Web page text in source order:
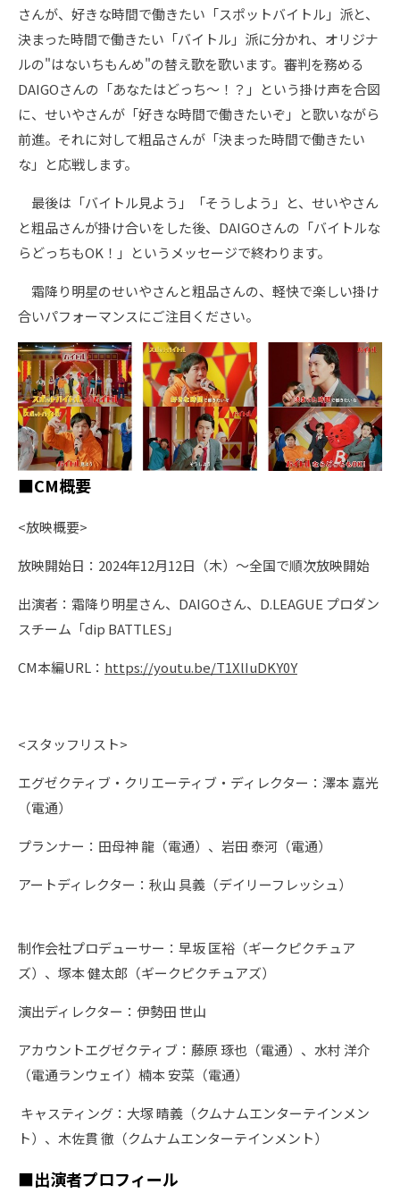
さんが、好きな時間で働きたい「スポットバイトル」派と、
決まった時間で働きたい「バイトル」派に分かれ、オリジナ
ルの"はないちもんめ"の替え歌を歌います。審判を務める
DAIGOさんの「あなたはどっち～！？」という掛け声を合図
に、せいやさんが「好きな時間で働きたいぞ」と歌いながら
前進。それに対して粗品さんが「決まった時間で働きたい
な」と応戦します。
最後は「バイトル見よう」「そうしよう」と、せいやさん
と粗品さんが掛け合いをした後、DAIGOさんの「バイトルな
らどっちもOK！」というメッセージで終わります。
霜降り明星のせいやさんと粗品さんの、軽快で楽しい掛け
合いパフォーマンスにご注目ください。
■CM概要
<放映概要>
放映開始日：2024年12月12日（木）～全国で順次放映開始
出演者：霜降り明星さん、DAIGOさん、D.LEAGUE プロダン
スチーム「dip BATTLES」
CM本編URL： https://youtu.be/T1XlIuDKY0Y
<スタッフリスト>
エグゼクティブ・クリエーティブ・ディレクター：澤本 嘉光
（電通）
プランナー：田母神 龍（電通）、岩田 泰河（電通）
アートディレクター：秋山 具義（デイリーフレッシュ）
制作会社プロデューサー：早坂 匡裕（ギークピクチュア
ズ）、塚本 健太郎（ギークピクチュアズ）
演出ディレクター：伊勢田 世山
アカウントエグゼクティブ：藤原 琢也（電通）、水村 洋介
（電通ランウェイ）楠本 安菜（電通）
キャスティング：大塚 晴義（クムナムエンターテインメン
ト）、木佐貫 徹（クムナムエンターテインメント）
■出演者プロフィール